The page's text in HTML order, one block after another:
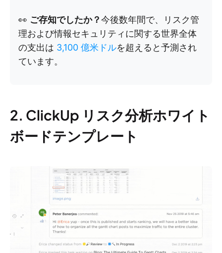
👀 ご存知でしたか？今後数年間で、リスク管
理および情報セキュリティに関する世界全体
の支出は 3,100 億米ドルを超えると予測され
ています。
2. ClickUp リスク分析ホワイト
ボードテンプレート